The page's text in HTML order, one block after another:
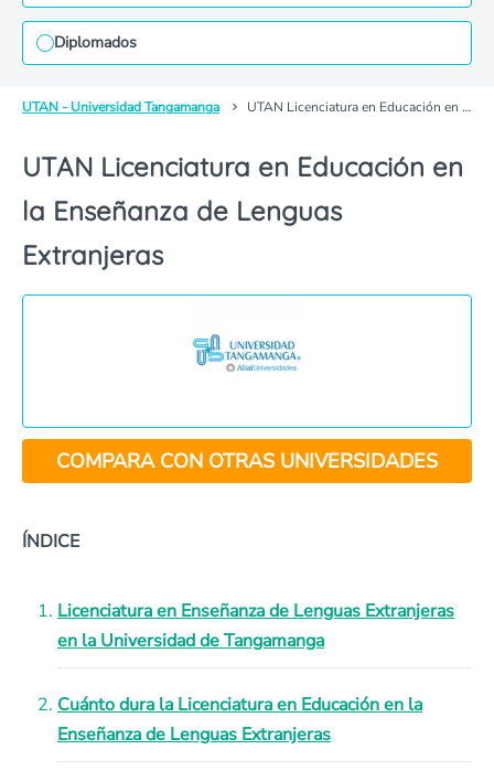
Diplomados
UTAN - Universidad Tangamanga UTAN Licenciatura en Educación en la Enseñanza de Lenguas Extranjeras
UTAN Licenciatura en Educación en
la Enseñanza de Lenguas
Extranjeras
COMPARA CON OTRAS UNIVERSIDADES
ÍNDICE
Licenciatura en Enseñanza de Lenguas Extranjeras
en la Universidad de Tangamanga
Cuánto dura la Licenciatura en Educación en la
Enseñanza de Lenguas Extranjeras